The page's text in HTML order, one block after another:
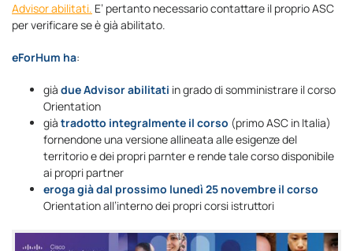
Advisor abilitati. E’ pertanto necessario contattare il proprio ASC
per verificare se è già abilitato.
eForHum ha:
già due Advisor abilitati in grado di somministrare il corso
Orientation
già tradotto integralmente il corso (primo ASC in Italia)
fornendone una versione allineata alle esigenze del
territorio e dei propri parnter e rende tale corso disponibile
ai propri partner
eroga già dal prossimo lunedì 25 novembre il corso
Orientation all’interno dei propri corsi istruttori